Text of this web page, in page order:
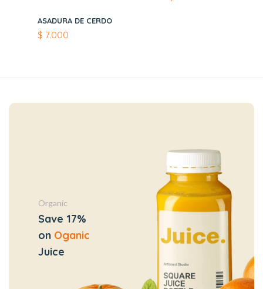
ASADURA DE CERDO
$ 7.000
Organic
Save 17%
on Oganic
Juice